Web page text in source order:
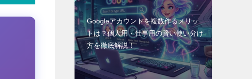
Googleアカウントを複数作るメリッ
トは？個人用・仕事用の賢い使い分け
方を徹底解説！